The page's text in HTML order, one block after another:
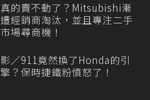
真的賣不動了？Mitsubishi漸
遭經銷商淘汰，並且專注二手
市場尋商機！
影／911竟然換了Honda的引
擎？保時捷鐵粉憤怒了！